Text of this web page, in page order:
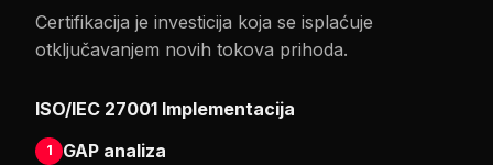
Certifikacija je investicija koja se isplaćuje
otključavanjem novih tokova prihoda.
ISO/IEC 27001 Implementacija
1
GAP analiza